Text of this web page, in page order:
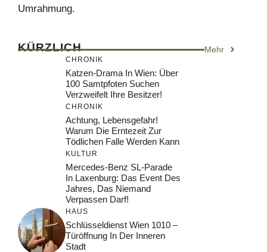
Umrahmung.
KÜRZLICH Mehr
CHRONIK
Katzen-Drama In Wien: Über
100 Samtpfoten Suchen
Verzweifelt Ihre Besitzer!
CHRONIK
Achtung, Lebensgefahr!
Warum Die Erntezeit Zur
Tödlichen Falle Werden Kann
KULTUR
Mercedes-Benz SL-Parade
In Laxenburg: Das Event Des
Jahres, Das Niemand
Verpassen Darf!
HAUS
Schlüsseldienst Wien 1010 –
Türöffnung In Der Inneren
Stadt